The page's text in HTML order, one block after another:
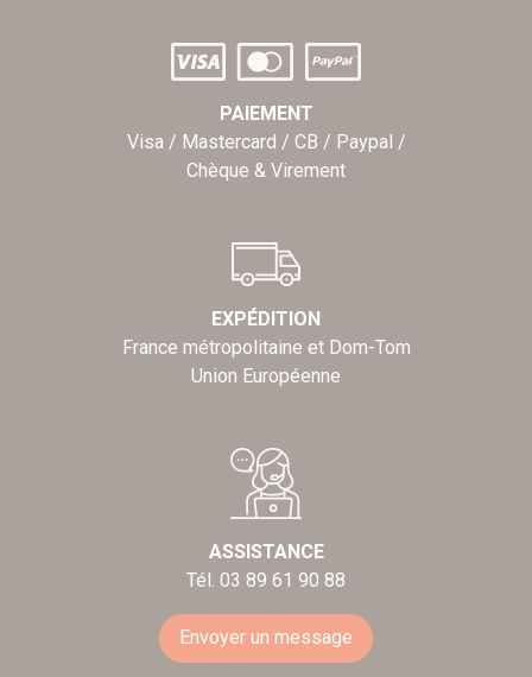
PAIEMENT
Visa / Mastercard / CB / Paypal /
Chèque & Virement
EXPÉDITION
France métropolitaine et Dom-Tom
Union Européenne
ASSISTANCE
Tél. 03 89 61 90 88
Envoyer un message